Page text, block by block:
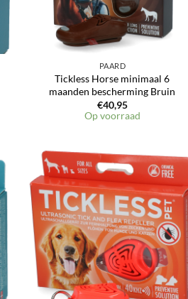
PAARD
Tickless Horse minimaal 6
maanden bescherming Bruin
€40,95
Op voorraad
Toevoegen
aan
verlanglijst